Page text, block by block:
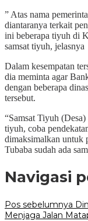
” Atas nama
diantaranya terkait
ini beberapa tiyuh di
samsat tiyuh, jelasnya
Dalam kesempatan
dia meminta agar
dengan beberapa
tersebut.
“Samsat Tiyuh
tiyuh, coba
dimaksimalkan untuk
Tubaba sudah ada
Navigasi
Pos sebelumnya
Menjaga Jalan